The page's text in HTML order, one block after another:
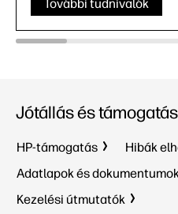
További tudnivalók
Jótállás és támogatás
HP-támogatás
Hibák
Adatlapok és
Kezelési útmutatók